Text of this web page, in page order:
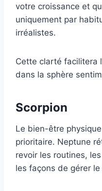
votre croissance et
uniquement par
irréalistes.
Cette clarté facilitera
dans la sphère
Scorpion
Le bien-être
prioritaire. Neptune
revoir les routines,
les façons de gérer